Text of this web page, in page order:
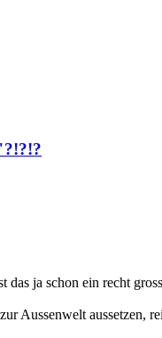
ja schon ein recht
Aussenwelt aussetzen,